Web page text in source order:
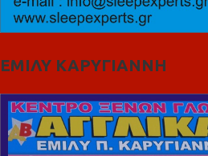
ΕΜΙΛΥ ΚΑΡΥΓΙΑΝΝΗ